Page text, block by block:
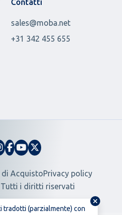
tradotti (parzialmente) con
Contatti
sales@moba.net
+31 342 455 655
di AcquistoPrivacy policy
i diritti riservati